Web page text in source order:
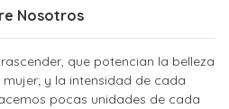
Nosotros
que potencian la belleza
y la intensidad de cada
pocas unidades de cada